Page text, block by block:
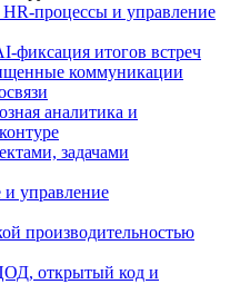
процессы и управление
фиксация итогов встреч
коммуникации
аналитика и
задачами
управление
производительностью
открытый код и